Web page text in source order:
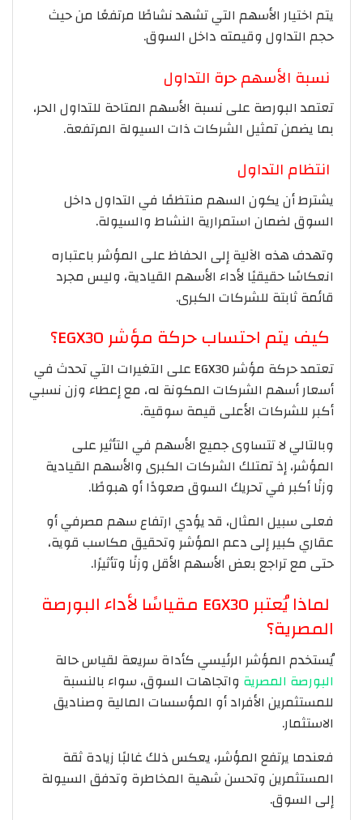
يتم اختيار الأسهم التي تشهد نشاطًا مرتفعًا من حيث
حجم التداول وقيمته داخل السوق.
نسبة الأسهم حرة التداول
تعتمد البورصة على نسبة الأسهم المتاحة للتداول الحر،
بما يضمن تمثيل الشركات ذات السيولة المرتفعة.
انتظام التداول
يشترط أن يكون السهم منتظمًا في التداول داخل
السوق لضمان استمرارية النشاط والسيولة.
وتهدف هذه الآلية إلى الحفاظ على المؤشر باعتباره
انعكاسًا حقيقيًا لأداء الأسهم القيادية، وليس مجرد
قائمة ثابتة للشركات الكبرى.
كيف يتم احتساب حركة مؤشر EGX30؟
تعتمد حركة مؤشر EGX30 على التغيرات التي تحدث في
أسعار أسهم الشركات المكونة له، مع إعطاء وزن نسبي
أكبر للشركات الأعلى قيمة سوقية.
وبالتالي لا تتساوى جميع الأسهم في التأثير على
المؤشر، إذ تمتلك الشركات الكبرى والأسهم القيادية
وزنًا أكبر في تحريك السوق صعودًا أو هبوطًا.
فعلى سبيل المثال، قد يؤدي ارتفاع سهم مصرفي أو
عقاري كبير إلى دعم المؤشر وتحقيق مكاسب قوية،
حتى مع تراجع بعض الأسهم الأقل وزنًا وتأثيرًا.
لماذا يُعتبر EGX30 مقياسًا لأداء البورصة
المصرية؟
يُستخدم المؤشر الرئيسي كأداة سريعة لقياس حالة
البورصة المصرية واتجاهات السوق، سواء بالنسبة
للمستثمرين الأفراد أو المؤسسات المالية وصناديق
الاستثمار.
فعندما يرتفع المؤشر، يعكس ذلك غالبًا زيادة ثقة
المستثمرين وتحسن شهية المخاطرة وتدفق السيولة
إلى السوق.